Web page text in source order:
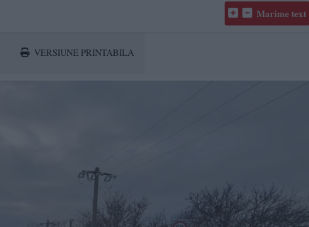
Marime text
VERSIUNE PRINTABILA